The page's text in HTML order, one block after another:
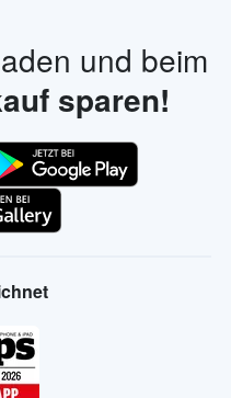
und beim
sparen!